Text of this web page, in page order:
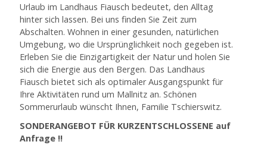
Urlaub im Landhaus Fiausch bedeutet, den Alltag
hinter sich lassen. Bei uns finden Sie Zeit zum
Abschalten. Wohnen in einer gesunden, natürlichen
Umgebung, wo die Ursprünglichkeit noch gegeben ist.
Erleben Sie die Einzigartigkeit der Natur und holen Sie
sich die Energie aus den Bergen. Das Landhaus
Fiausch bietet sich als optimaler Ausgangspunkt für
Ihre Aktivitäten rund um Mallnitz an. Schönen
Sommerurlaub wünscht Ihnen, Familie Tschierswitz.
SONDERANGEBOT FÜR KURZENTSCHLOSSENE auf
Anfrage !!